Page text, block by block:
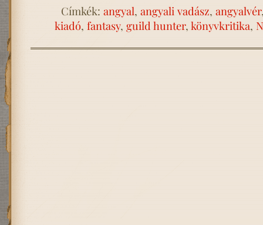
Címkék: angyal, angyali vadász, angyalvér
kiadó, fantasy, guild hunter, könyvkritika,